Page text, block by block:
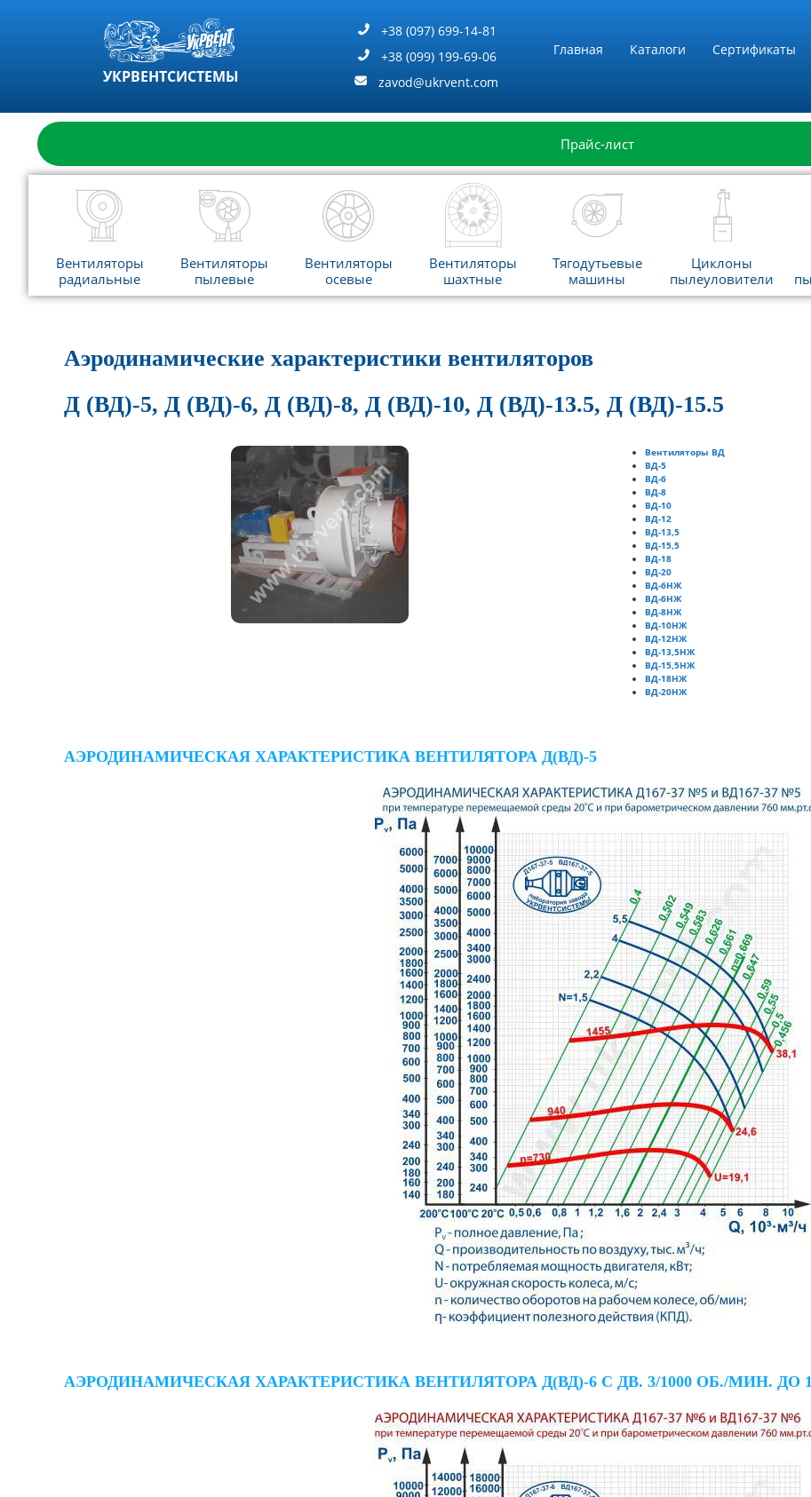
УКРВЕНТСИСТЕМЫ
+38 (097) 699-14-81
+38 (099) 199-69-06
zavod@ukrvent.com
Главная Каталоги Сертификаты
Прайс-лист
Вентиляторы
радиальные
Вентиляторы
пылевые
Вентиляторы
осевые
Вентиляторы
шахтные
Тягодутьевые
машины
Циклоны
пылеуловители
Аэродинамические характеристики вентиляторов
Д (ВД)-5, Д (ВД)-6, Д (ВД)-8, Д (ВД)-10, Д (ВД)-13.5, Д (ВД)-15.5
Вентиляторы ВД
ВД-5
ВД-6
ВД-8
ВД-10
ВД-12
ВД-13,5
ВД-15,5
ВД-18
ВД-20
ВД-6НЖ
ВД-6НЖ
ВД-8НЖ
ВД-10НЖ
ВД-12НЖ
ВД-13,5НЖ
ВД-15,5НЖ
ВД-18НЖ
ВД-20НЖ
АЭРОДИНАМИЧЕСКАЯ ХАРАКТЕРИСТИКА ВЕНТИЛЯТОРА Д(ВД)-5
АЭРОДИНАМИЧЕСКАЯ ХАРАКТЕРИСТИКА ВЕНТИЛЯТОРА Д(ВД)-6 С ДВ. 3/1000 ОБ./МИН. ДО